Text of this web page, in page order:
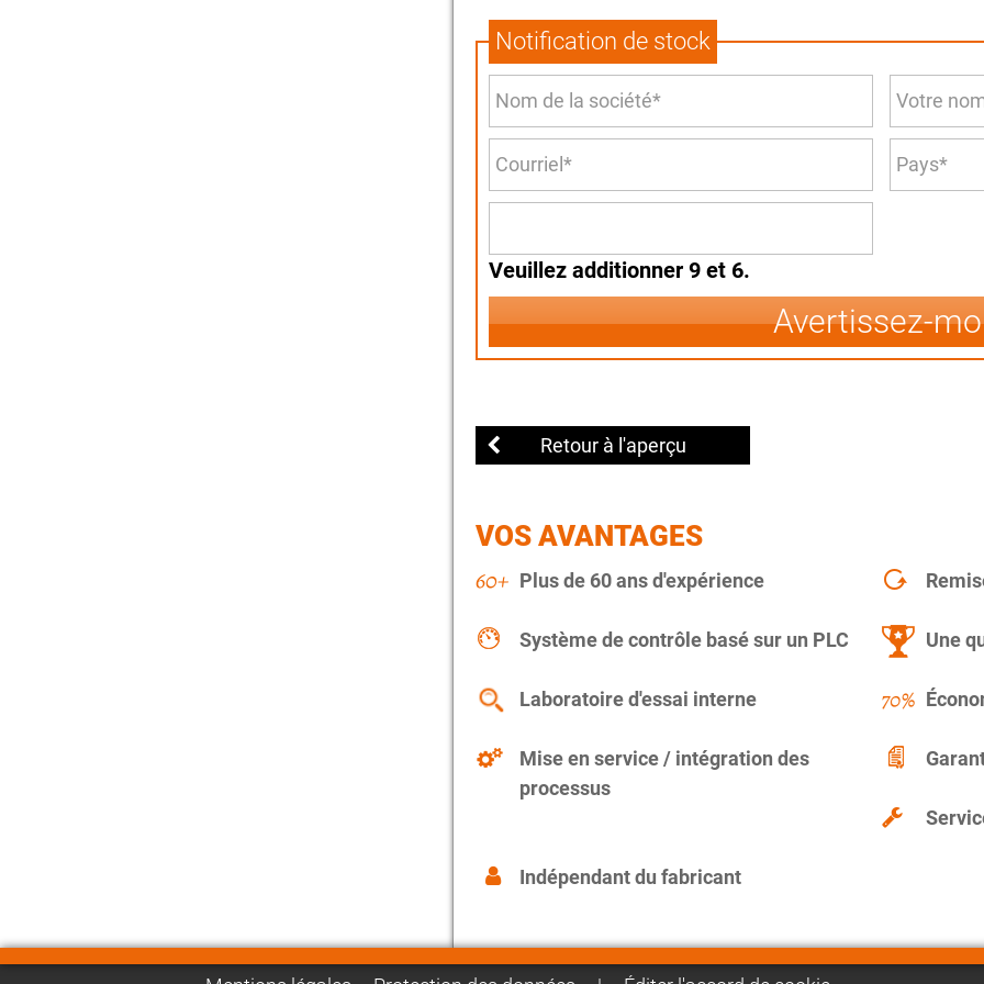
Notification de stock
Veuillez additionner 9 et 6.
Avertissez-
Retour à l'aperçu
VOS AVANTAGES
Plus de 60 ans d'expérience
Système de contrôle basé sur un PLC Une
Laboratoire d'essai interne
Mise en service / intégration des
processus
Indépendant du fabricant